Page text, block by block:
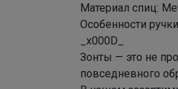
Материал спиц:
Особенности
_x000D_
Зонты — это не
повседневного